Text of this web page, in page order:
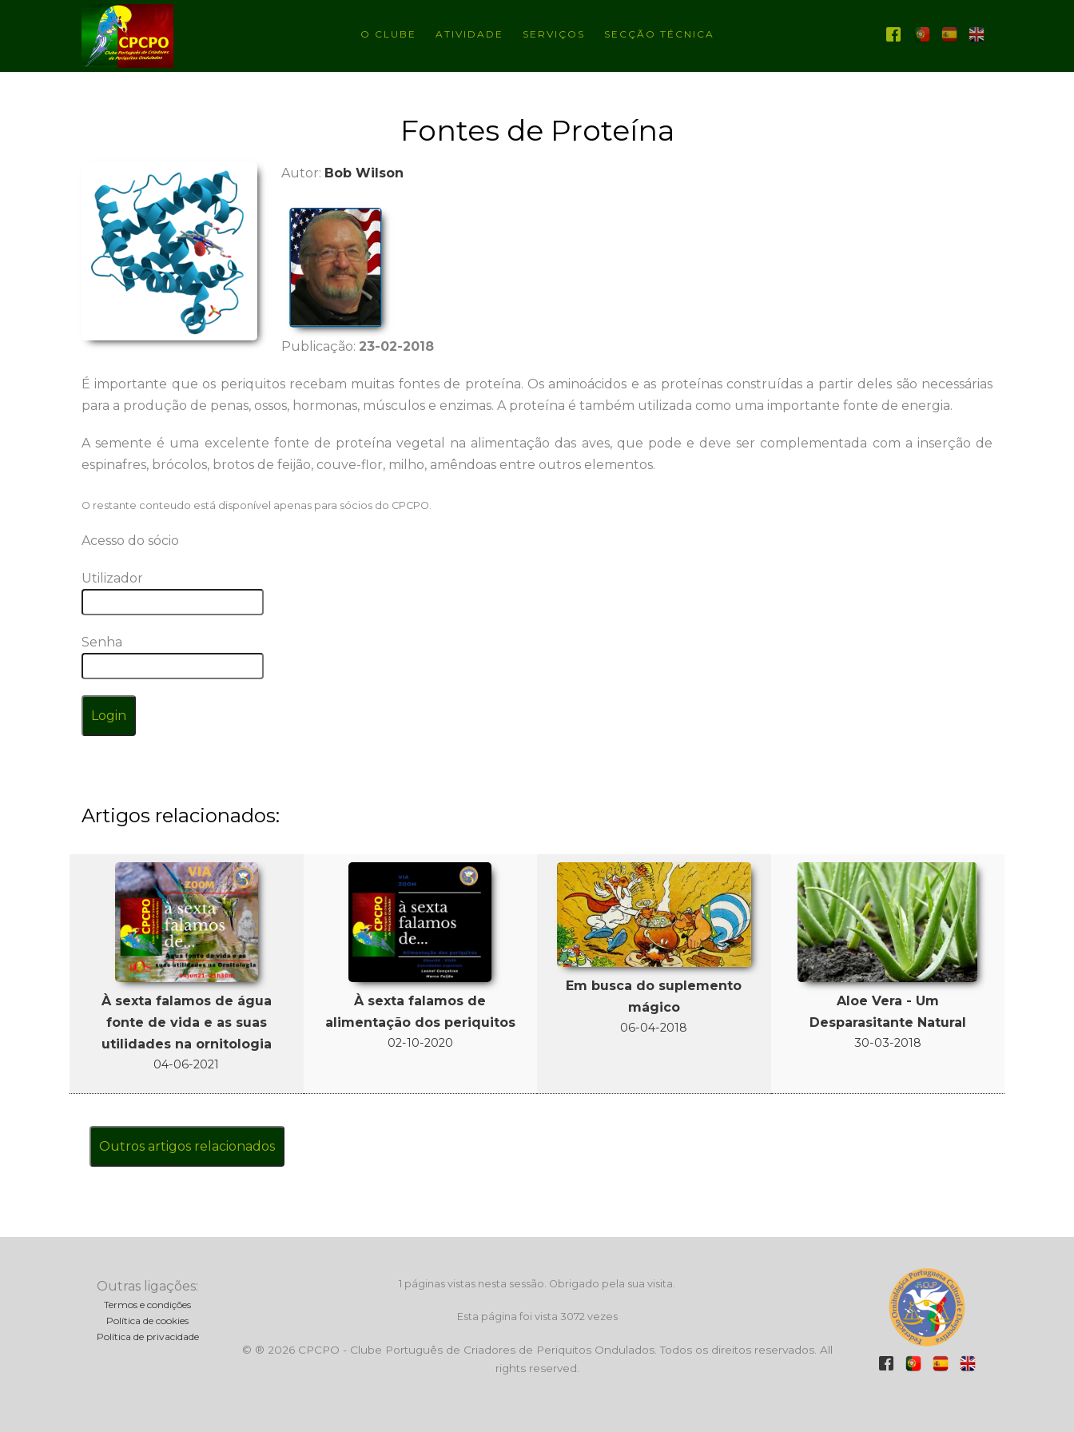
O CLUBE ATIVIDADE SERVIÇOS SECÇÃO TÉCNICA
Fontes de Proteína
Autor: Bob Wilson
Publicação: 23-02-2018
É importante que os periquitos recebam muitas fontes de proteína. Os aminoácidos e as proteínas construídas a partir deles são necessárias
para a produção de penas, ossos, hormonas, músculos e enzimas. A proteína é também utilizada como uma importante fonte de energia.
A semente é uma excelente fonte de proteína vegetal na alimentação das aves, que pode e deve ser complementada com a inserção de
espinafres, brócolos, brotos de feijão, couve-flor, milho, amêndoas entre outros elementos.
O restante conteudo está disponível apenas para sócios do CPCPO.
Acesso do sócio
Utilizador
Senha
Login
Artigos relacionados:
À sexta falamos de água
fonte de vida e as suas
utilidades na ornitologia
04-06-2021
À sexta falamos de
alimentação dos periquitos
02-10-2020
Em busca do suplemento
mágico
06-04-2018
Aloe Vera - Um
Desparasitante Natural
30-03-2018
Outros artigos relacionados
Outras ligações:
Termos e condições
Política de cookies
Política de privacidade
1 páginas vistas nesta sessão. Obrigado pela sua visita.
Esta página foi vista 3072 vezes
© ® 2026 CPCPO - Clube Português de Criadores de Periquitos Ondulados. Todos os direitos reservados. All
rights reserved.